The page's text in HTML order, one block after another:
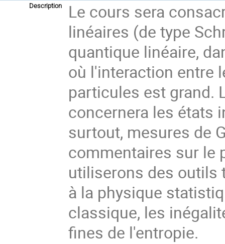
Description
Le cours sera
linéaires (de type
quantique linéaire,
où l'interaction entre
particules est grand.
concernera les états
surtout, mesures de
commentaires sur le
utiliserons des outils
à la physique
classique, les
fines de l'entropie.